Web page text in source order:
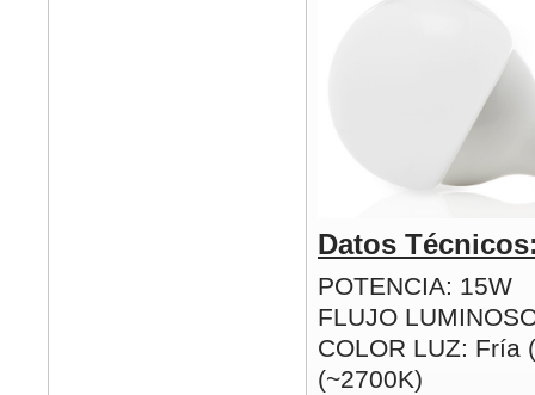
Datos
POTENCIA: 15W
FLUJO
COLOR LUZ: Fría
(~2700K)